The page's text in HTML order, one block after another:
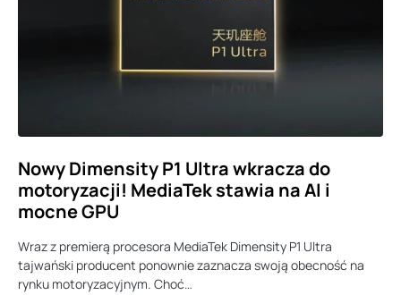
Nowy Dimensity P1 Ultra wkracza do
motoryzacji! MediaTek stawia na AI i
mocne GPU
Wraz z premierą procesora MediaTek Dimensity P1 Ultra
tajwański producent ponownie zaznacza swoją obecność na
rynku motoryzacyjnym. Choć…